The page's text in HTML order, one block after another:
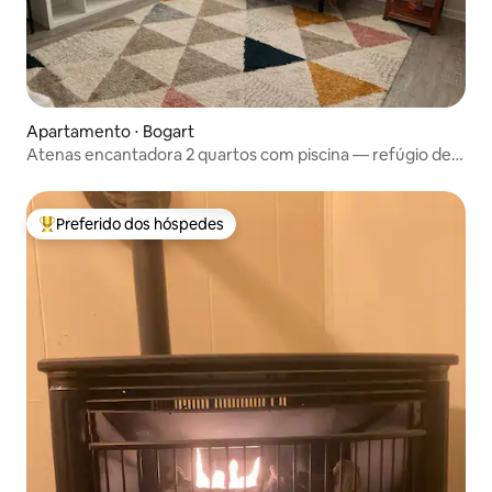
Apartamento ⋅ Bogart
Atenas encantadora 2 quartos com piscina — refúgio de
Entre os melhores preferidos dos hóspedes
Preferido dos hóspedes